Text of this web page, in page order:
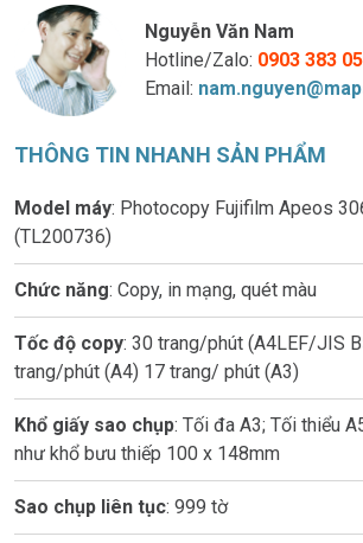
Nguyễn Văn Nam
Hotline/Zalo: 0903 383
Email:
THÔNG TIN NHANH SẢN PHẨM
Model máy: Photocopy Fujifilm Apeos
(TL200736)
Chức năng: Copy, in mạng, quét màu
Tốc độ copy: 30 trang/phút (A4LEF/JIS
trang/phút (A4) 17 trang/ phút (A3)
Khổ giấy sao chụp: Tối đa A3; Tối thiểu
như khổ bưu thiếp 100 x 148mm
Sao chụp liên tục: 999 tờ